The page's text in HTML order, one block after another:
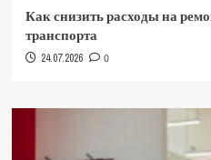
Как снизить расходы на
транспорта
24.07.2026 0